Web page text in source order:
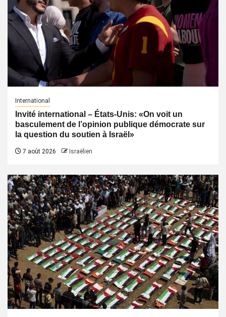
International
Invité international – États-Unis: «On voit un
basculement de l’opinion publique démocrate sur
la question du soutien à Israël»
7 août 2026 Israëlien